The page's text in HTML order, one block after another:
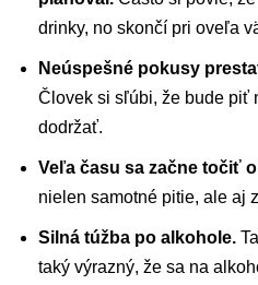
drinky, no skončí pri oveľa
Neúspešné pokusy
Človek si sľúbi, že bude piť
dodržať.
Veľa času sa začne točiť
nielen samotné pitie, ale aj
Silná túžba po alkohole.
taký výrazný, že sa na